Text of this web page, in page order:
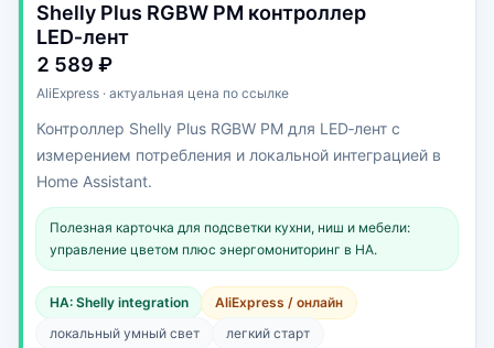
Shelly Plus RGBW PM контроллер
LED‑лент
2 589 ₽
AliExpress · актуальная цена по ссылке
Контроллер Shelly Plus RGBW PM для LED‑лент с
измерением потребления и локальной интеграцией в
Home Assistant.
Полезная карточка для подсветки кухни, ниш и мебели:
управление цветом плюс энергомониторинг в HA.
HA: Shelly integration
AliExpress / онлайн
локальный умный свет
легкий старт